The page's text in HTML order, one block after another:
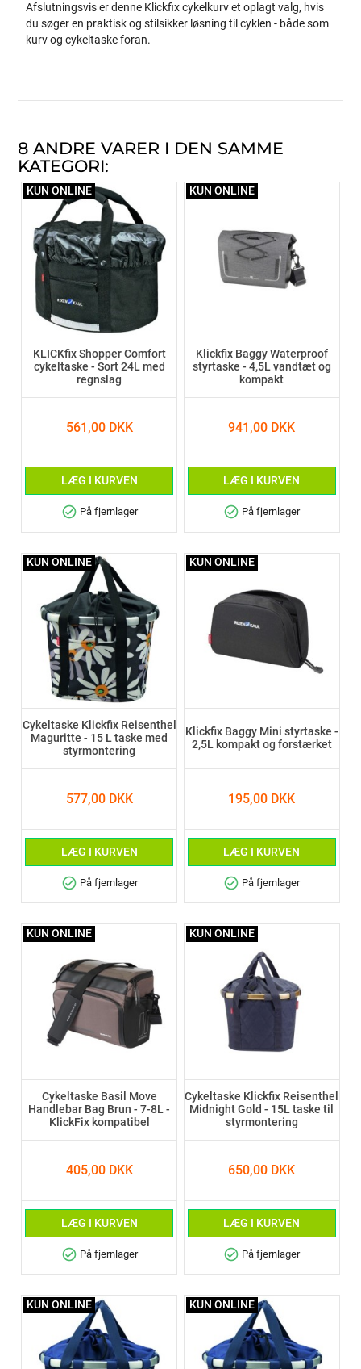
Afslutningsvis er denne Klickfix cykelkurv et oplagt valg, hvis
du søger en praktisk og stilsikker løsning til cyklen - både som
kurv og cykeltaske foran.
8 ANDRE VARER I DEN SAMME
KATEGORI:
KLICKfix Shopper Comfort
cykeltaske - Sort 24L med
regnslag
561,00 DKK
LÆG I KURVEN
check_circle På fjernlager
KUN ONLINE
Klickfix Baggy Waterproof
styrtaske - 4,5L vandtæt og
kompakt
941,00 DKK
LÆG I KURVEN
check_circle På fjernlager
KUN ONLINE
Cykeltaske Klickfix Reisenthel
Maguritte - 15 L taske med
styrmontering
577,00 DKK
LÆG I KURVEN
check_circle På fjernlager
KUN ONLINE
Klickfix Baggy Mini styrtaske -
2,5L kompakt og forstærket
195,00 DKK
LÆG I KURVEN
check_circle På fjernlager
KUN ONLINE
Cykeltaske Basil Move
Handlebar Bag Brun - 7-8L -
KlickFix kompatibel
405,00 DKK
LÆG I KURVEN
check_circle På fjernlager
KUN ONLINE
Cykeltaske Klickfix Reisenthel
Midnight Gold - 15L taske til
styrmontering
650,00 DKK
LÆG I KURVEN
check_circle På fjernlager
KUN ONLINE
KUN ONLINE KUN ONLINE